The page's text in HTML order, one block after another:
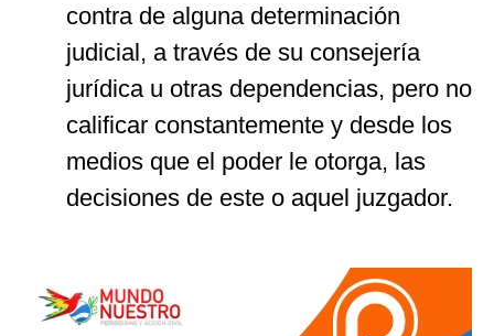
contra de alguna determinación
judicial, a través de su consejería
jurídica u otras dependencias, pero no
calificar constantemente y desde los
medios que el poder le otorga, las
decisiones de este o aquel juzgador.